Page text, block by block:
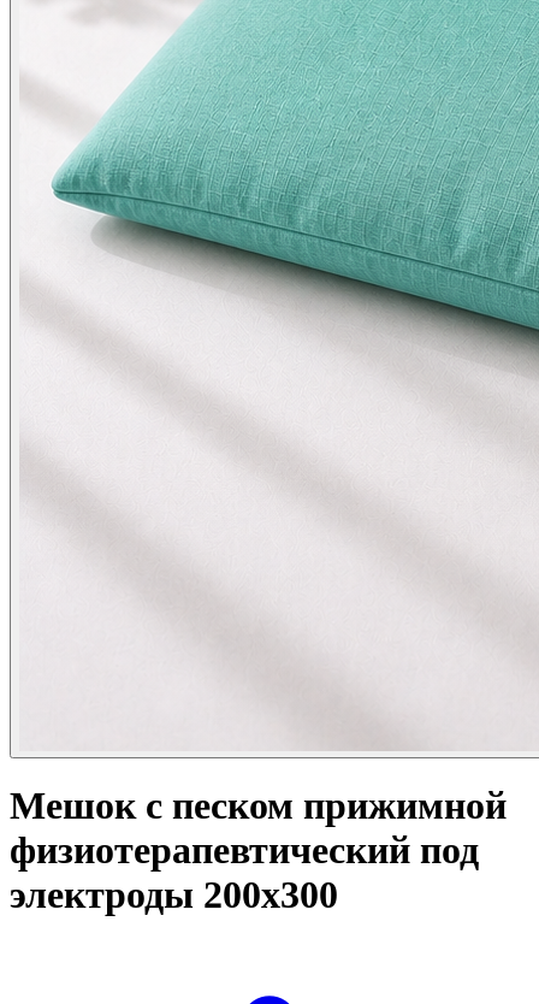
Мешок с песком прижимной
физиотерапевтический под
электроды 200х300